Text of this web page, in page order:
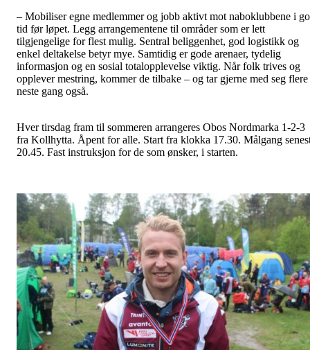
– Mobiliser egne medlemmer og jobb aktivt mot naboklubbene i
tid før løpet. Legg arrangementene til områder som er lett
tilgjengelige for flest mulig. Sentral beliggenhet, god logistikk og
enkel deltakelse betyr mye. Samtidig er gode arenaer, tydelig
informasjon og en sosial totalopplevelse viktig. Når folk trives og
opplever mestring, kommer de tilbake – og tar gjerne med seg flere
neste gang også.
Hver tirsdag fram til sommeren arrangeres Obos Nordmarka 1-2-3
fra Kollhytta. Åpent for alle. Start fra klokka 17.30. Målgang
20.45. Fast instruksjon for de som ønsker, i starten.